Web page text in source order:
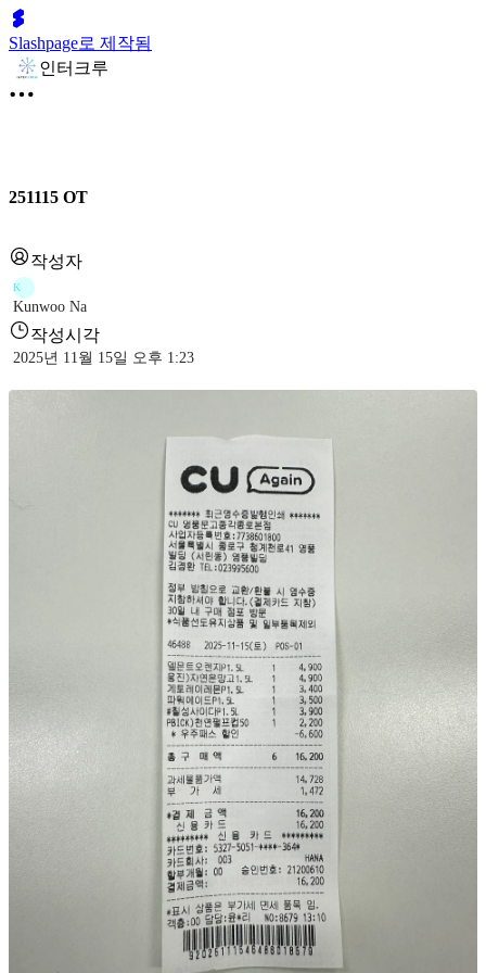
Slashpage로 제작됨
인터크루
251115 OT
작성자
K
Kunwoo Na
작성시각
2025년 11월 15일 오후 1:23